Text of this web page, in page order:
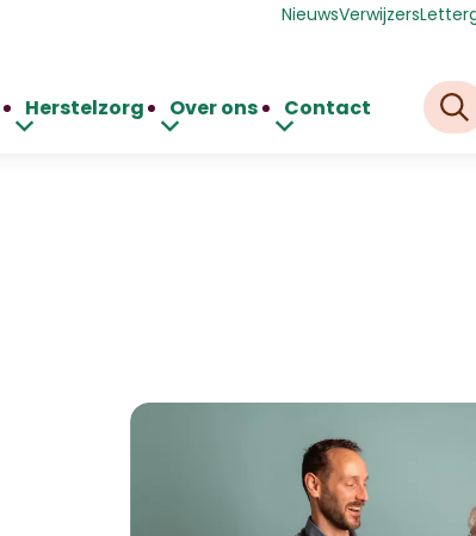
Herstelzorg Over ons Contact
NieuwsVerwijzers